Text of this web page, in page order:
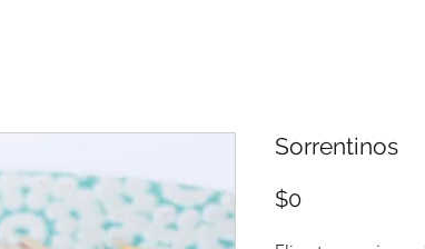
Sorrentinos
$0Precio